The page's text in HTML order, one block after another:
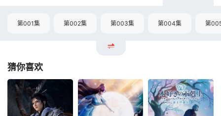
第001集 第002集 第003集 第004集 第
猜你喜欢